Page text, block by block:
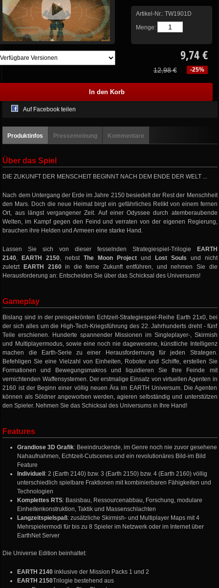
Artikel-Nr.: TW1901D
Menge:
9,74 €
-25%
12,98 €
Auf Facebook teilen
Produktinfos Pressemeinung Kommentare
Über das Spiel
DIE ZUKUNFT DER MENSCHEIT BEGINNT NACH DEM ENDE DER WELT ...
Nach dem Untergang der Erde im Jahre 2150 besiedelt der Rest der Menschheit
den Mars. Doch die neue Heimat birgt ein gefährliches Relikt von einem fernen
Ort, aus längst vergangener Zeit. Auf einer Odyssee durch atemberaubende
Welten, im Kampf gegen den Feind und verraten von der eigenen Regierung,
brauchen ihre Helden und Armeen eine starke Hand.
Lassen Sie sich von dieser fesselnden Strategiespiel-Trilogie
EARTH
2140, EARTH 2150, nebstThe Moon Projectund Lost Souls und nicht
zuletzt
EARTH 2160in die ferne Zukunft entführen, und nehmen Sie die
Herausforderung an: Entscheiden Sie über das Schicksal des Universums!
Gameplay
Bislang sind in der preisgekrönten Echtzeit-Strategiespiel-Reihe Earth 21x0, bei
der sich alles um die High-Tech-Kriegsführung des 22. Jahrhunderts dreht - fünf
Teile erschienen. Hunderte spannender Missionen im Singleplayer-, Skirmish
und Multiplayermodus, sowie eine noch nie dagewesene, künstliche Intelligenz
machen die Earth-Serie zu einer Herausfordernung für jeden Strategen.
Befehligen Sie eine Vielzahl von Einheiten, Roboter und Schiffe, erstellen Sie
Formationen und Bewegungsmakros und liquidieren Sie Ihre Feinde mit
vernichtenden Waffensystemen. Der erstmalige Einsatz von virtuellen Agenten in
2160 ist der Beginn einer völlig neuen Ära im EARTH Universum. Die Agenten
können als Söldner angeworben werden, agieren selbständig und unterstützen
den Spieler. Nehmen Sie das Schicksal des Universums in Ihre Hand!
Features
Grandiose 3D Grafik: Beeindruckende, im Genre noch nie zuvor gesehene
Nahaufnahmen, Echtzeit-Cutscenes und ein revolutionäres Bild-im Bild
Feature
Individuell : 2 (Earth 2140) bzw. 3 (Earth 2150) bzw. 4 (Earth 2160) völlig
unterschiedlich spielbare Fraktionen mit kombinierbaren Fähigkeiten und
Technologien
Komplettes RTS: Basisbau, Ressourcenabbau, Forschung, modulare
Einheitenkonstruktion, Taktik und Massenschlachten
Langzeitspielspaß: zusätzliche Skirmish- und Multiplayer Maps mit 4
Mehrspielermodi für bis zu 8 Spieler im Netzwerk oder im Internet über
EarthNet Server
Die Universe Edition beinhaltet:
EARTH 2140 inklusive der Mission Packs 1 und 2
EARTH 2150Trilogie bestehend aus